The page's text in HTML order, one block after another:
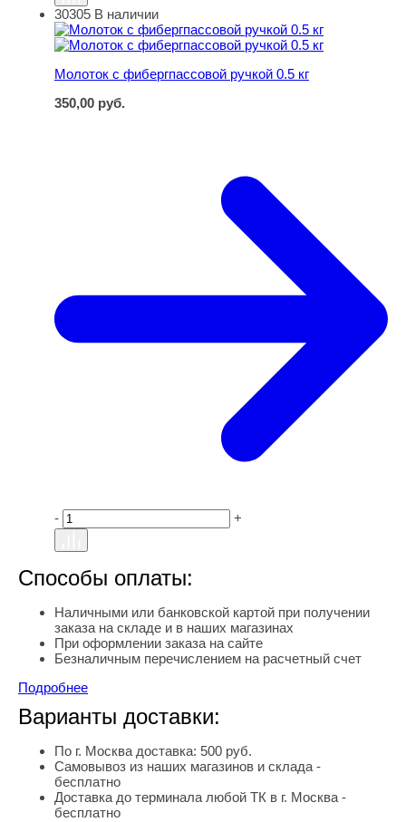
Молоток с фибергпассовой ручкой 0.5 кг
30305 В наличии
Молоток с фибергпассовой ручкой 0.5 кг
350,00 руб.
- +
Способы оплаты:
Наличными или банковской картой при получении
заказа на складе и в наших магазинах
При оформлении заказа на сайте
Безналичным перечислением на расчетный счет
Подробнее
Варианты доставки:
По г. Москва доставка: 500 руб.
Самовывоз из наших магазинов и склада -
бесплатно
Доставка до терминала любой ТК в г. Москва -
бесплатно